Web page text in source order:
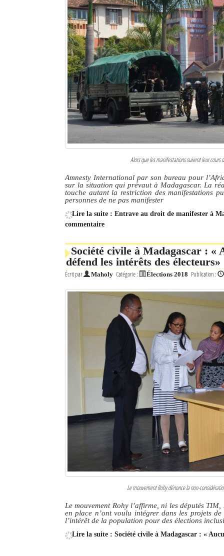
Alors que les manifestations suivent leur
Amnesty International par son bureau pour
sur la situation qui prévaut à Madagascar. La
touche autant la restriction des manifestations
personnes de ne pas manifester
Lire la suite : Entrave au droit de manifester à
commentaire
Société civile à Madagascar :
défend les intérêts des électeurs»
Écrit par Maholy Catégorie : Élections 2018 Publication :
Le mouvement Rohy dénonce la non-
Le mouvement Rohy l’affirme, ni les députés
en place n’ont voulu intégrer dans les projets
l’intérêt de la population pour des élections
Lire la suite : Société civile à Madagascar : «